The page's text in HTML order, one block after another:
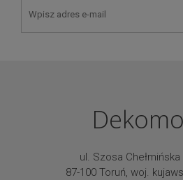
ul. Szosa Chełmińska
87-100 Toruń, woj.